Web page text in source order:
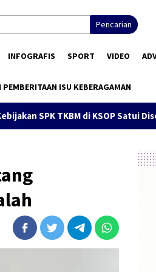
Pencarian
INFOGRAFIS SPORT VIDEO
PEMBERITAAN ISU KEBERAGAMAN
TKBM di KSOP Satui Disorot,